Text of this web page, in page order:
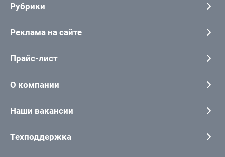
Рубрики
Реклама на сайте
Прайс-лист
О компании
Наши вакансии
Техподдержка